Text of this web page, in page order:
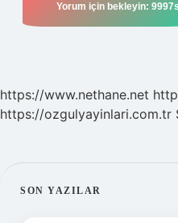
https://www.nethane.net
https://ozgulyayinlari.com.tr
SIDEBAR
SON YAZILAR